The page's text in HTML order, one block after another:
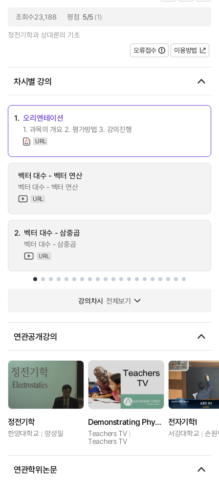
조회수23,188 평점 5/5 (1)
정전기학과 상대론의 기초
오류접수
이용방법
차시별 강의
1. 오리엔테이션
1. 과목의 개요 2. 평가방법 3. 강의진행
URL
벡터 대수 - 벡터 연산
벡터 대수 - 벡터 연산
URL
2. 벡터 대수 - 삼중곱
벡터 대수 - 삼중곱
URL
강의차시 전체보기
연관공개강의
정전기학
한양대학교 양성일
Demonstrating Physics: Electrostatics etc
Teachers TV
Teachers TV
전자기학I
서강대학교 손
연관학위논문